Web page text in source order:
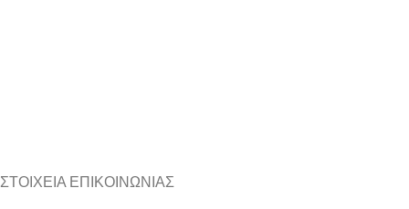
ΣΤΟΙΧΕΙΑ ΕΠΙΚΟΙΝΩΝΙΑΣ